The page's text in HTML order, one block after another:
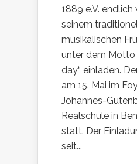
1889 e.V. endlich
seinem
musikalischen
unter dem Motto
day“ einladen.
am 15. Mai im
Johannes-
Realschule in
statt. Der
seit...